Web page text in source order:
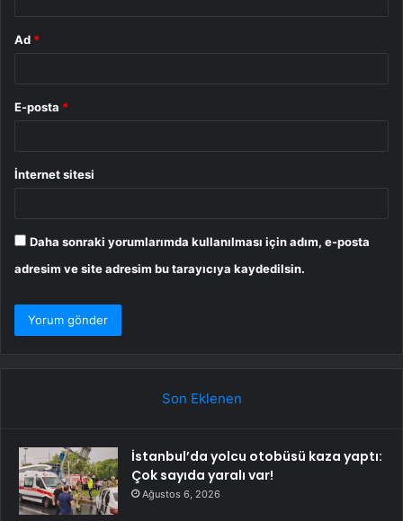
Ad *
E-posta *
İnternet sitesi
Daha sonraki yorumlarımda kullanılması için adım, e-posta
adresim ve site adresim bu tarayıcıya kaydedilsin.
Son Eklenen
İstanbul’da yolcu otobüsü kaza yaptı:
Çok sayıda yaralı var!
Ağustos 6, 2026